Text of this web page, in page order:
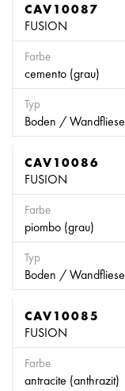
CAV10087
FUSION
Farbe
cemento (grau)
Typ
Boden / Wandfliese
CAV10086
FUSION
Farbe
piombo (grau)
Typ
Boden / Wandfliese
CAV10085
FUSION
Farbe
antracite (anthrazit)